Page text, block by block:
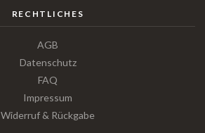
RECHTLICHES
AGB
Datenschutz
FAQ
Impressum
Widerruf & Rückgabe